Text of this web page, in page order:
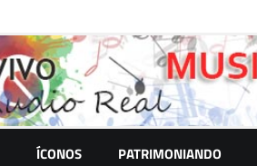
ÍCONOS PATRIMONIANDO